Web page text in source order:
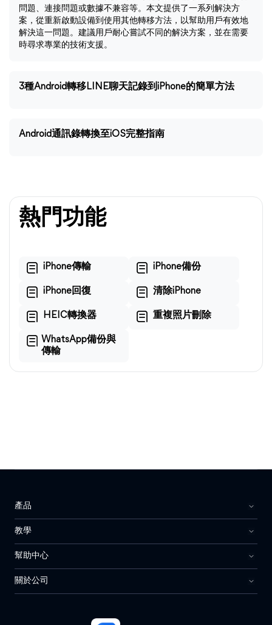
問題、連接問題或數據不兼容等。本文提供了一系列解決方
案，從重新啟動設備到使用其他轉移方法，以幫助用戶有效地
解決這一問題。建議用戶耐心嘗試不同的解決方案，並在需要
時尋求專業的技術支援。
3種Android轉移LINE聊天記錄到iPhone的簡單方法
Android通訊錄轉換至iOS完整指南
熱門功能
iPhone傳輸 iPhone備份
iPhone回復 清除iPhone
HEIC轉換器 重複照片刪除
WhatsApp備份與
傳輸
產品
教學
幫助中心
關於公司